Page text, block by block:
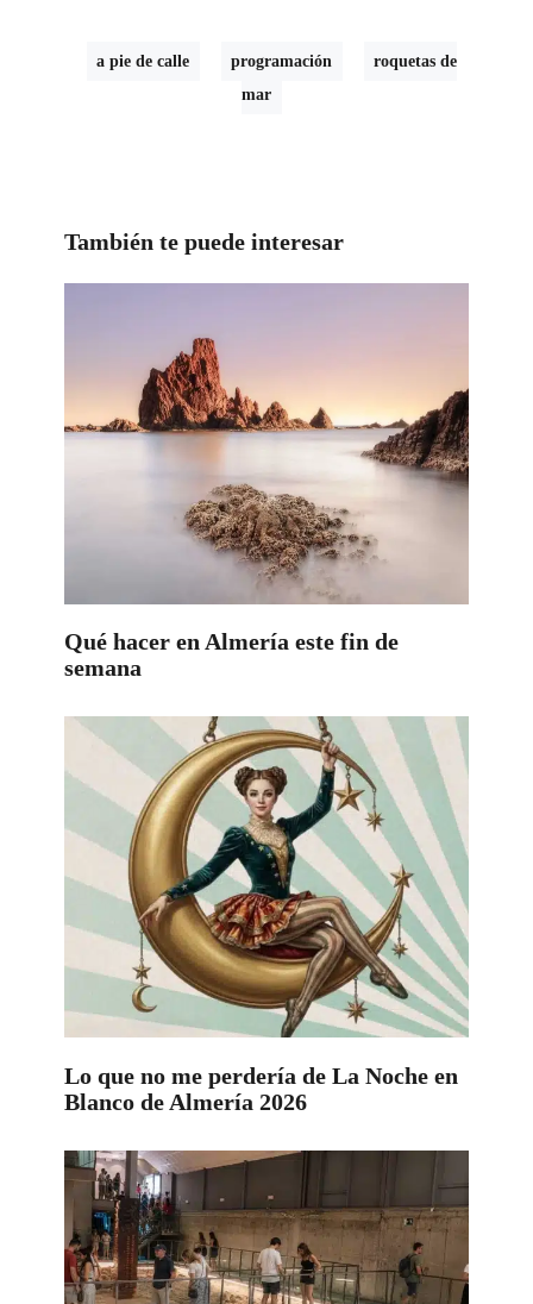
a pie de calle programación
roquetas de
mar
También te puede interesar
Qué hacer en Almería este fin de
semana
Lo que no me perdería de La Noche en
Blanco de Almería 2026